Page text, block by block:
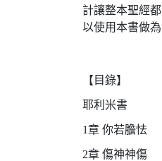
計讓整本聖經
以使用本書做
【目錄】
耶利米書
1章 你若膽怯
2章 傷神神傷